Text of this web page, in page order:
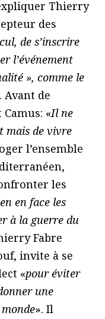
Thierry
des
de s’inscrire
l’événement
», comme le
Avant de
«Il ne
mais de vivre
l’ensemble
les
en face les
à la guerre du
Fabre
invite à se
«pour éviter
une
». Il